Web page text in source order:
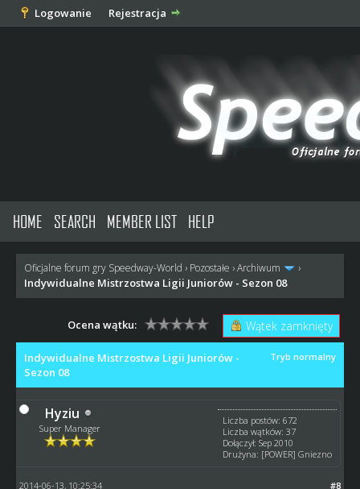
Logowanie Rejestracja
HOME SEARCH MEMBER LIST HELP
Oficjalne forum gry Speedway-World › Pozostałe ›Archiwum ›
Indywidualne Mistrzostwa Ligii Juniorów - Sezon 08
Wątek zamknięty
Ocena wątku:
Tryb normalny
Indywidualne Mistrzostwa Ligii Juniorów -
Sezon 08
Hyziu
Super Manager
Liczba postów: 672
Liczba wątków: 37
Dołączył: Sep 2010
Drużyna: [POWER] Gniezno
#8
2014-06-13, 10:25:34